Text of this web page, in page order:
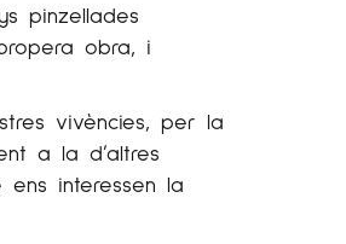
pinzellades
obra, i
vivències, per la
a la d’altres
interessen la